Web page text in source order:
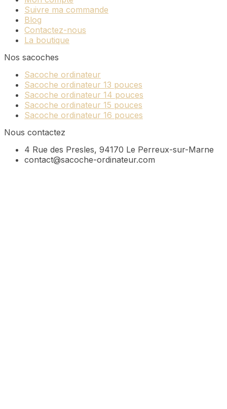
Suivre ma commande
Blog
Contactez-nous
La boutique
Nos sacoches
Sacoche ordinateur
Sacoche ordinateur 13 pouces
Sacoche ordinateur 14 pouces
Sacoche ordinateur 15 pouces
Sacoche ordinateur 16 pouces
Nous contactez
4 Rue des Presles, 94170 Le Perreux-sur-Marne
contact@sacoche-ordinateur.com